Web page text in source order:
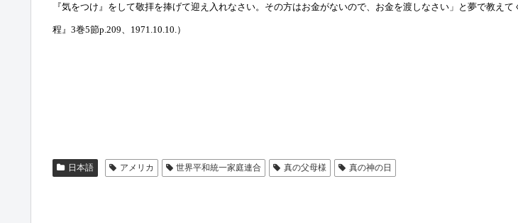
『気をつけ』をして敬拝を捧げて迎え入れなさい。その方はお金がないので、お金を渡しなさい」と夢で教
程』 3巻5節p.209 1971.10.10. ）
日本語 アメリカ 世界平和統一家庭連合 真の父母様 真の神の日